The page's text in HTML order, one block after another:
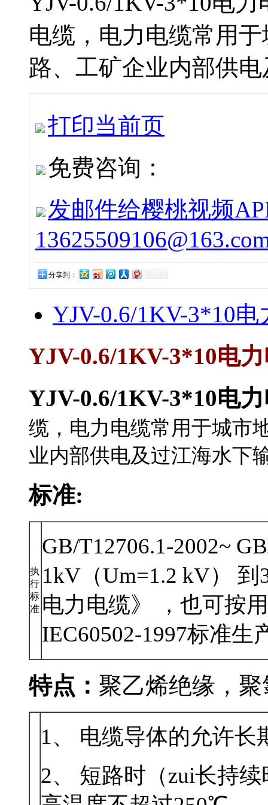
电缆，电力电缆常
路、工矿企业内部供电
打印当前页
免费咨询：
发邮件给樱桃视频APP
分享到：
YJV-0.6/1KV-3*10电
YJV-0.6/1KV-3*10电力电
YJV-0.6/1KV-3*10电
缆，电力电缆常用于城市
业内部供电及过江海水下输电
标准:
执
行
标
准
GB/T12706.1-2002~
1kV（Um=1.2 kV）
电力电缆》 ，也可
IEC60502-1997标准生产
特点： 聚乙烯绝缘
1、 电缆导体的允许
2、 短路时（zui长